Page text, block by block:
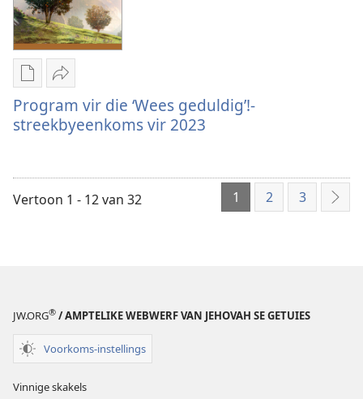
Aflaai-
opsies
vir
publikasies
vir
die
Deel
Program
vir
die
geduldig’!-
streekbyeenkoms
Program vir die ‘Wees geduldig’!-
streekbyeenkoms vir 2023
Vertoon 1 - 12 van 32 1 2 3
JW.ORG® / AMPTELIKE WEBWERF VAN JEHOVAH SE GETUIES
Voorkoms-instellings
Vinnige skakels